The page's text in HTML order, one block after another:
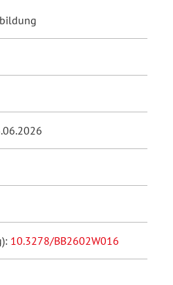
10.3278/BB2602W016